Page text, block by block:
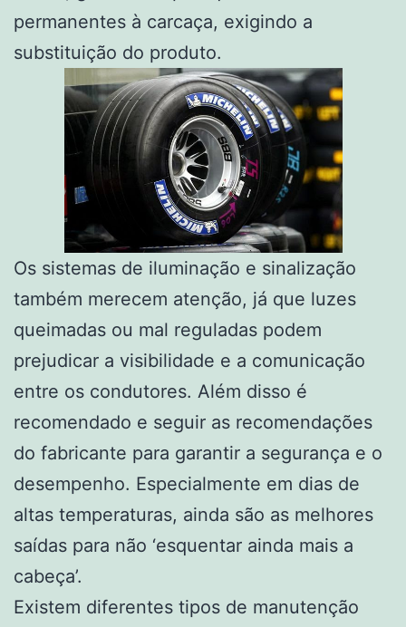
permanentes à carcaça, exigindo a
substituição do produto.
Os sistemas de iluminação e sinalização
também merecem atenção, já que luzes
queimadas ou mal reguladas podem
prejudicar a visibilidade e a comunicação
entre os condutores. Além disso é
recomendado e seguir as recomendações
do fabricante para garantir a segurança e o
desempenho. Especialmente em dias de
altas temperaturas, ainda são as melhores
saídas para não ‘esquentar ainda mais a
cabeça’.
Existem diferentes tipos de manutenção